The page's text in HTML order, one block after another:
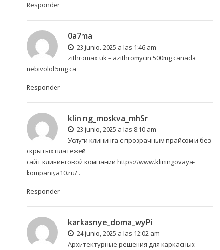
Responder
0a7ma
23 junio, 2025 a las 1:46 am
zithromax uk – azithromycin 500mg canada
nebivolol 5mg ca
Responder
klining_moskva_mhSr
23 junio, 2025 a las 8:10 am
Услуги клининга с прозрачным прайсом и без
скрытых платежей
сайт клининговой компании https://www.kliningovaya-
kompaniya10.ru/.
Responder
karkasnye_doma_wyPi
24 junio, 2025 a las 12:02 am
Архитектурные решения для каркасных